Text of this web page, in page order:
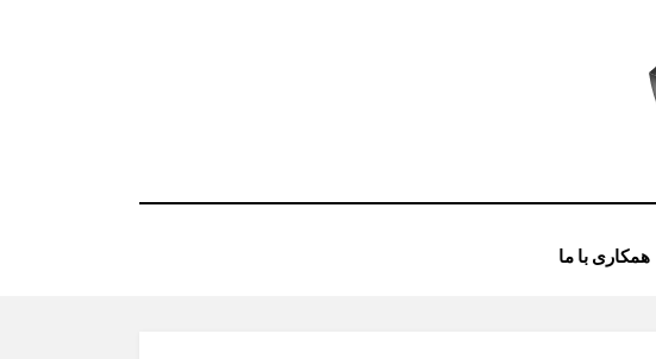
همکاری با ما